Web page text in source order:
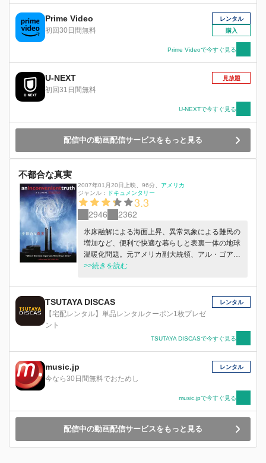
り、問題を提起する。
Prime Video
初回30日間無料
レンタル
購入
Prime Videoで今すぐ見る
U-NEXT
初回31日間無料
見放題
U-NEXTで今すぐ見る
配信中の動画配信サービスをもっと見る
不都合な真実
2007年01月20日上映 96分
アメリカ
ジャンル：
ドキュメンタリー
3.3
2946 2362
氷床融解による海面上昇、異常気象による難民の
増加など、便利で快適な暮らしと表裏一体の地球
温暖化問題。元アメリカ副大統領、アル・ゴアは
世界各地で精力的に講演を行い、環境問題の知ら
に訴えかけていく。
>>続きを読む
TSUTAYA DISCAS
【宅配レンタル】単品レンタルクーポン1枚プレゼ
ント
レンタル
TSUTAYA DISCASで今すぐ見る
music.jp
今なら30日間無料でおためし
レンタル
music.jpで今すぐ見る
配信中の動画配信サービスをもっと見る